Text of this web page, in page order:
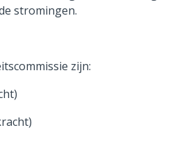
stromingen.
zijn: